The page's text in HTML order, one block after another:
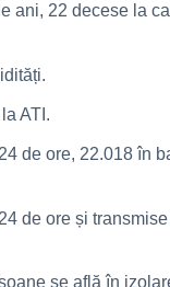
ani, 22 decese la
ATI.
de ore, 22.018 în
de ore și
se află în